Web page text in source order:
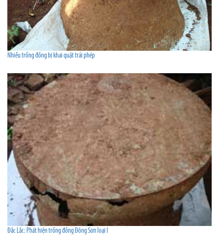
Nhiều trống đồng bị khai quật trái phép
Đắc Lắc: Phát hiện trống đồng Đông Sơn loại I